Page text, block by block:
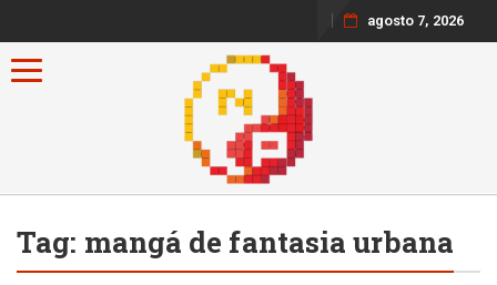
agosto 7, 2026
Toggle navigation
Tag: mangá de fantasia urbana